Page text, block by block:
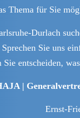
Thema für Sie
Durlach
Sie uns
entscheiden,
|
Ernst-